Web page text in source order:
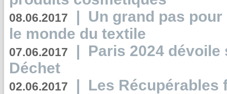
08.06.2017 | Un grand pas
le monde du textile
07.06.2017 | Paris 2024
Déchet
02.06.2017 | Les Récupérables